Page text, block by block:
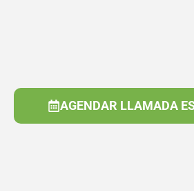
AGENDAR LLAMADA